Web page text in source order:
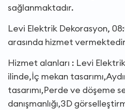
sağlanmaktadır.
Levi Elektrik Dekorasyon,
arasında hizmet
Hizmet alanları : Levi
ilinde,İç mekan
tasarımı,Perde ve döşeme
danışmanlığı,3D